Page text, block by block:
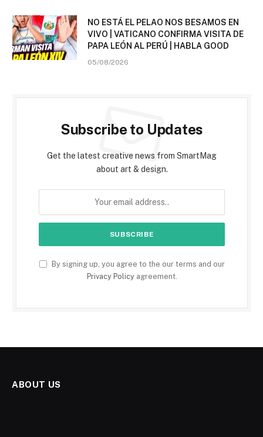
NO ESTÁ EL PELAO NOS BESAMOS EN
VIVO | VATICANO CONFIRMA VISITA DE
PAPA LEÓN AL PERÚ | HABLA GOOD
05/08/2026
Subscribe to Updates
Get the latest creative news from SmartMag
about art & design.
By signing up, you agree to the our terms and our
Privacy Policyagreement.
ABOUT US